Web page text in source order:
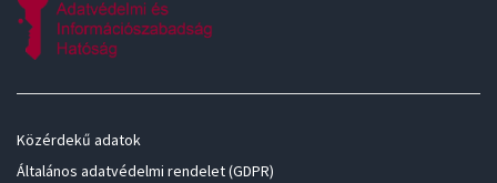
Közérdekű adatok
Általános adatvédelmi rendelet (GDPR)